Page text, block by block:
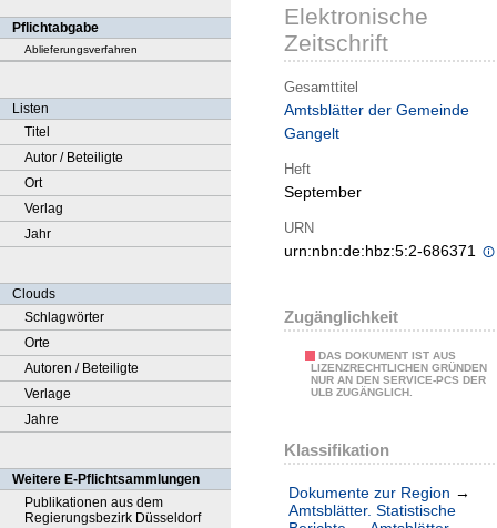
Pflichtabgabe
Ablieferungsverfahren
Listen
Titel
Autor / Beteiligte
Ort
Verlag
Jahr
Clouds
Schlagwörter
Orte
Autoren / Beteiligte
Verlage
Jahre
Weitere E-Pflichtsammlungen
Publikationen aus dem
Regierungsbezirk Düsseldorf
Elektronische
Zeitschrift
Gesamttitel
Amtsblätter der Gemeinde
Gangelt
Heft
September
URN
urn:nbn:de:hbz:5:2-686371
Zugänglichkeit
DAS DOKUMENT IST AUS
LIZENZRECHTLICHEN GRÜNDEN
NUR AN DEN SERVICE-PCS DER
ULB ZUGÄNGLICH.
Klassifikation
Dokumente zur Region →
Amtsblätter. Statistische